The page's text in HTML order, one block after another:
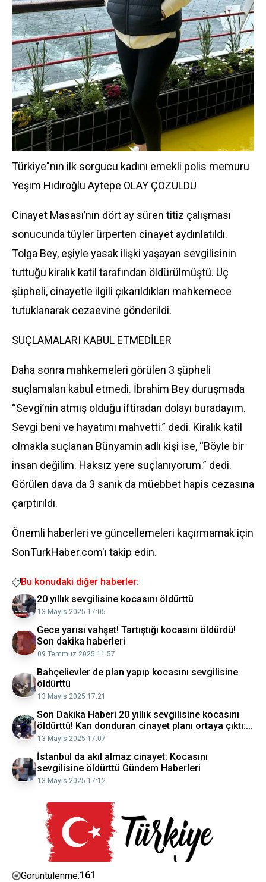
Türkiye"nın ilk sorgucu kadını emekli polis memuru
Yeşim Hıdıroğlu Aytepe OLAY ÇÖZÜLDÜ
Cinayet Masası’nın dört ay süren titiz çalışması
sonucunda tüyler ürperten cinayet aydınlatıldı.
Tolga Bey, eşiyle yasak ilişki yaşayan sevgilisinin
tuttuğu kiralık katil tarafından öldürülmüştü. Üç
şüpheli, cinayetle ilgili çıkarıldıkları mahkemece
tutuklanarak cezaevine gönderildi.
SUÇLAMALARI KABUL ETMEDİLER
Daha sonra mahkemeleri görülen 3 şüpheli
suçlamaları kabul etmedi. İbrahim Bey duruşmada
“Sevgi’nin atmış olduğu iftiradan dolayı buradayım.
Sevgi beni ve hayatımı mahvetti.” dedi. Kiralık katil
olmakla suçlanan Bünyamin adlı kişi ise, “Böyle bir
insan değilim. Haksız yere suçlanıyorum.” dedi.
Görülen dava da 3 sanık da müebbet hapis cezasına
çarptırıldı.
Önemli haberleri ve güncellemeleri kaçırmamak için
SonTurkHaber.com'ı takip edin.
Bu konudaki diğer haberler:
20 yıllık sevgilisine kocasını öldürttü
13 Mayıs 2025 17:05
Gece yarısı vahşet! Tartıştığı kocasını öldürdü!
Son dakika haberleri
09 Temmuz 2025 11:57
Bahçelievler de plan yapıp kocasını sevgilisine
öldürttü
13 Mayıs 2025 17:21
Son Dakika Haberi 20 yıllık sevgilisine kocasını
öldürttü! Kan donduran cinayet planı ortaya çıktı:
Tuzağa böyle çekmiş
13 Mayıs 2025 17:07
İstanbul da akıl almaz cinayet: Kocasını
sevgilisine öldürttü Gündem Haberleri
13 Mayıs 2025 17:12
Görüntülenme:161